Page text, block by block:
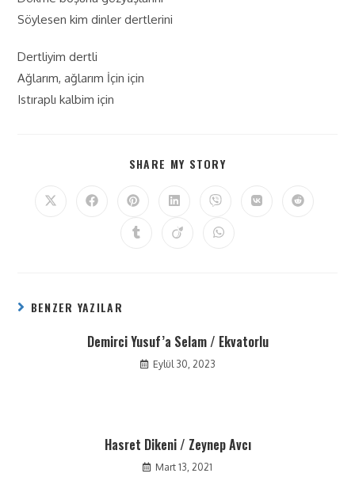
Söylesen kim dinler dertlerini
Dertliyim dertli
Ağlarım, ağlarım İçin için
Istıraplı kalbim için
SHARE MY STORY
BENZER YAZILAR
Demirci Yusuf’a Selam / Ekvatorlu
Eylül 30, 2023
Hasret Dikeni / Zeynep Avcı
Mart 13, 2021